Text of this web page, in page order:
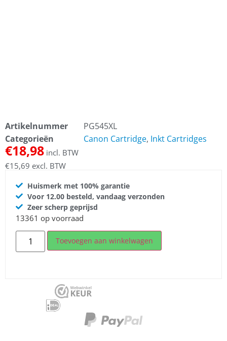
Artikelnummer
PG545XL
Categorieën
Canon Cartridge, Inkt Cartridges
€18,98 incl. BTW
€15,69 excl. BTW
Huismerk met 100% garantie
Voor 12.00 besteld, vandaag verzonden
Zeer scherp geprijsd
13361 op voorraad
Toevoegen aan winkelwagen